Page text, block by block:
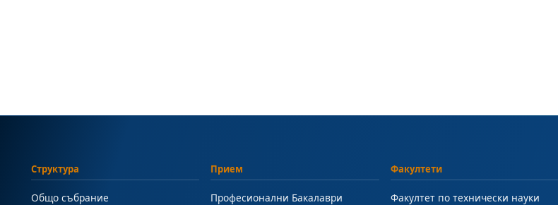
Структура
Общо събрание
Прием
Професионални Бакалаври
Факултети
Факултет по технически науки